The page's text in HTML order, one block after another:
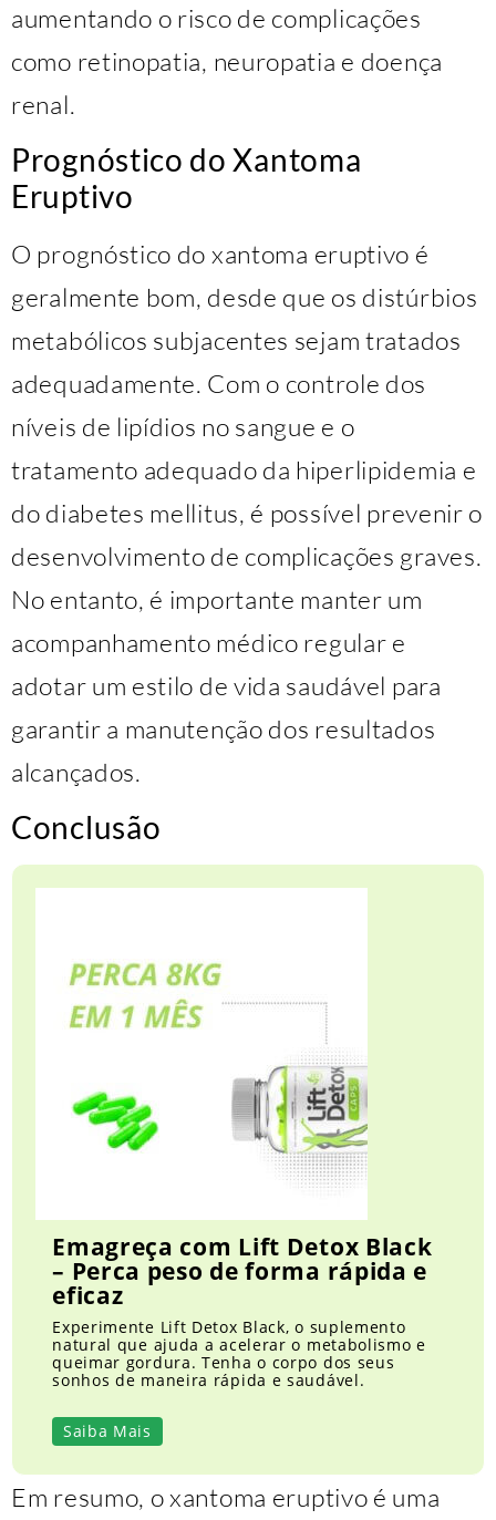
aumentando o risco de complicações
como retinopatia, neuropatia e doença
renal.
Prognóstico do Xantoma
Eruptivo
O prognóstico do xantoma eruptivo é
geralmente bom, desde que os distúrbios
metabólicos subjacentes sejam tratados
adequadamente. Com o controle dos
níveis de lipídios no sangue e o
tratamento adequado da hiperlipidemia e
do diabetes mellitus, é possível prevenir o
desenvolvimento de complicações graves.
No entanto, é importante manter um
acompanhamento médico regular e
adotar um estilo de vida saudável para
garantir a manutenção dos resultados
alcançados.
Conclusão
Emagreça com Lift Detox Black
– Perca peso de forma rápida e
eficaz
Experimente Lift Detox Black, o suplemento
natural que ajuda a acelerar o metabolismo e
queimar gordura. Tenha o corpo dos seus
sonhos de maneira rápida e saudável.
Saiba Mais
Em resumo, o xantoma eruptivo é uma